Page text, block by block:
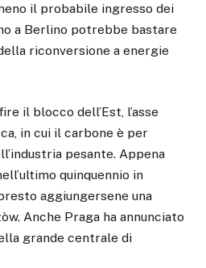
il probabile ingresso dei
a Berlino potrebbe bastare
riconversione a energie
il blocco dell’Est, l’asse
in cui il carbone è per
pesante. Appena
quinquennio in
aggiungersene una
Anche Praga ha annunciato
grande centrale di